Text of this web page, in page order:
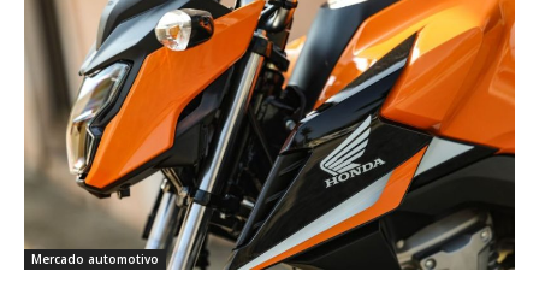
Mercado automotivo